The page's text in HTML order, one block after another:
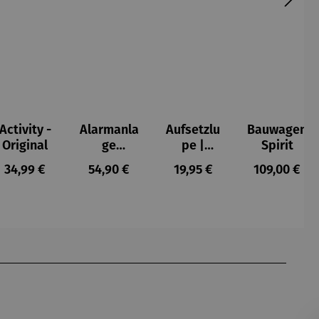
-
Original
Regulärer Preis:
34,99 €
Alarmanla
ge
Glasbruch
und
Regulärer Preis:
54,90 €
Aufsetzlu
pe |
10fache
Vergrößer
Regulärer Preis:
19,95 €
Bauwagen
Spirit
Regulärer
109,00 €